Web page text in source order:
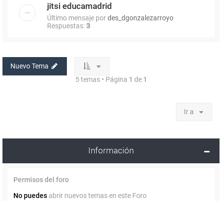
jitsi educamadrid
Último mensaje pordes_dgonzalezarroyo
Respuestas:3
Nuevo Tema
5 temas • Página 1 de 1
Ir a
Información
Permisos del foro
No puedes abrir nuevos temas en este Foro